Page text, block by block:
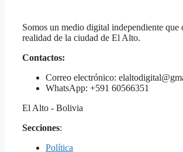
Somos un medio digital independiente que
realidad de la ciudad de El Alto.
Contactos:
Correo electrónico:
WhatsApp: +591 60566351
El Alto - Bolivia
Secciones:
Política